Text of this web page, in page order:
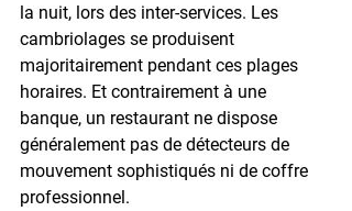
la nuit, lors des inter-services. Les
cambriolages se produisent
majoritairement pendant ces plages
horaires. Et contrairement à une
banque, un restaurant ne dispose
généralement pas de détecteurs de
mouvement sophistiqués ni de coffre
professionnel.